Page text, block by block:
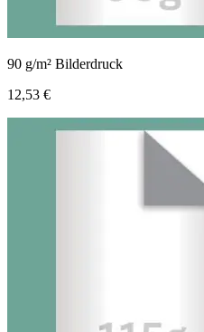
90 g/m² Bilderdruck
12,53 €